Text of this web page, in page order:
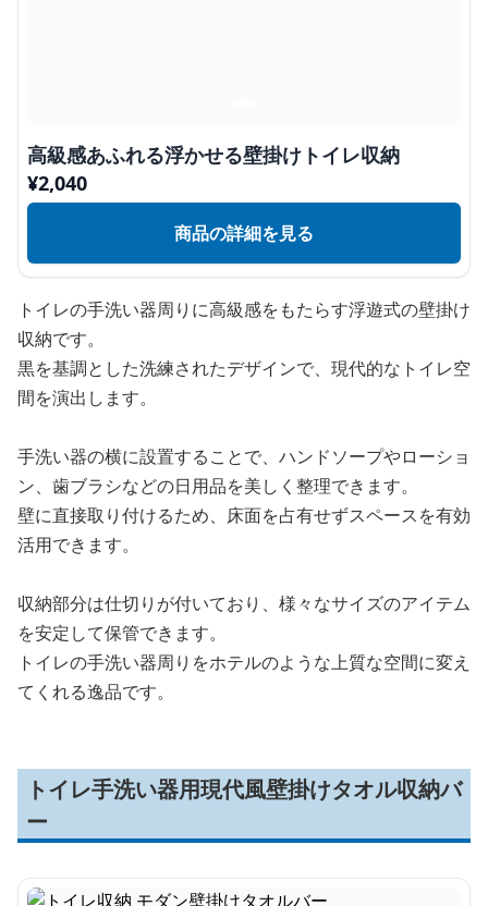
高級感あふれる浮かせる壁掛けトイレ収納
¥2,040
商品の詳細を見る
トイレの手洗い器周りに高級感をもたらす浮遊式の壁掛け
収納です。
黒を基調とした洗練されたデザインで、現代的なトイレ空
間を演出します。
手洗い器の横に設置することで、ハンドソープやローショ
ン、歯ブラシなどの日用品を美しく整理できます。
壁に直接取り付けるため、床面を占有せずスペースを有効
活用できます。
収納部分は仕切りが付いており、様々なサイズのアイテム
を安定して保管できます。
トイレの手洗い器周りをホテルのような上質な空間に変え
てくれる逸品です。
トイレ手洗い器用現代風壁掛けタオル収納バ
ー